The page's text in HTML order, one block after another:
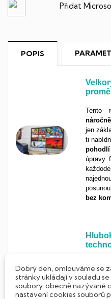
Přidat
POPIS
Tento
jen
ti
pohodlí
úpravy
bez
díky
kterou
práci
Dobrý den, omlouváme se
stránky ukládají v souladu
soubory, obecně nazývané
nastavení cookies souborů